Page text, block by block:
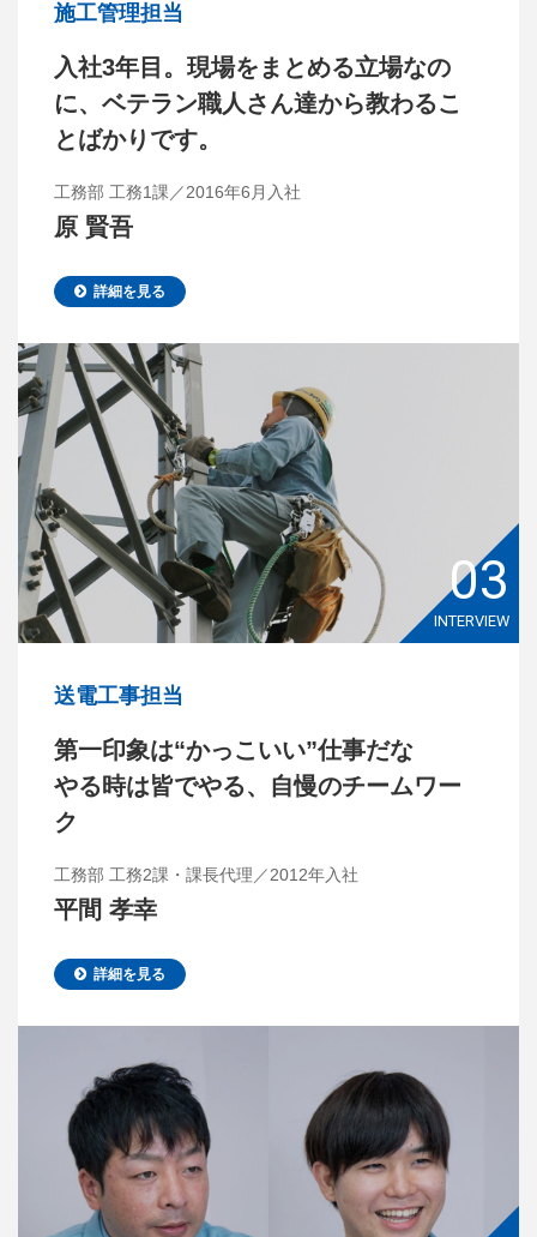
施工管理担当
入社3年目。現場をまとめる立場なの
に、ベテラン職人さん達から教わるこ
とばかりです。
工務部 工務1課／2016年6月入社
原 賢吾
詳細を見る
03
INTERVIEW
送電工事担当
第一印象は“かっこいい”仕事だな
やる時は皆でやる、自慢のチームワー
ク
工務部 工務2課・課長代理／2012年入社
平間 孝幸
詳細を見る